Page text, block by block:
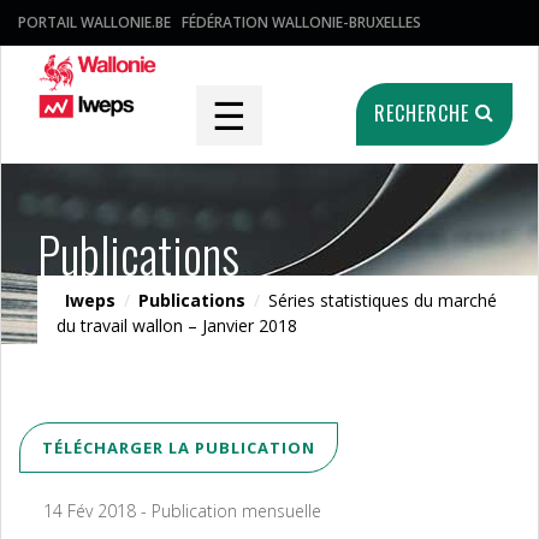
PORTAIL WALLONIE.BE FÉDÉRATION WALLONIE-BRUXELLES
☰ RECHERCHE
Publications
Iweps / Publications / Séries statistiques du marché
du travail wallon – Janvier 2018
TÉLÉCHARGER LA PUBLICATION
14 Fév 2018 - Publication mensuelle